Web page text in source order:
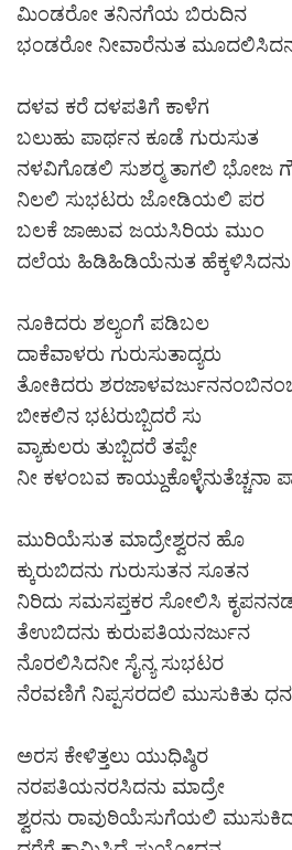
ಮಿಂಡರೋ ತನಿನಗೆಯ ಬಿರುದಿನ
ಭಂಡರೋ ನೀವಾರೆನುತ
ದಳವ ಕರೆ ದಳಪತಿಗೆ ಕಾಳೆಗ
ಬಲುಹು ಪಾರ್ಥನ ಕೂಡೆ ಗುರುಸುತ
ನಳವಿಗೊಡಲಿ ಸುಶರ‍್ಮ ತಾಗಲಿ ಭೋಜ
ನಿಲಲಿ ಸುಭಟರು ಜೋಡಿಯಲಿ ಪರ
ಬಲಕೆ ಜಾಱುವ ಜಯಸಿರಿಯ ಮುಂ
ದಲೆಯ ಹಿಡಿಹಿಡಿಯೆನುತ
ನೂಕಿದರು ಶಲ್ಯಂಗೆ ಪಡಿಬಲ
ದಾಕೆವಾಳರು ಗುರುಸುತಾದ್ಯರು
ತೋಕಿದರು
ಬೀಕಲಿನ ಭಟರುಬ್ಬಿದರೆ ಸು
ವ್ಯಾಕುಲರು ತುಬ್ಬಿದರೆ ತಪ್ಪೇ
ನೀ ಕಳಂಬವ
ಮುರಿಯೆಸುತ ಮಾದ್ರೇಶ್ವರನ ಹೊ
ಕ್ಕುರುಬಿದನು ಗುರುಸುತನ ಸೂತನ
ನಿರಿದು ಸಮಸಪ್ತಕರ ಸೋಲಿಸಿ
ತೆಉಬಿದನು ಕುರುಪತಿಯನರ್ಜುನ
ನೊರಲಿಸಿದನೀ ಸೈನ್ಯ ಸುಭಟರ
ನೆರವಣಿಗೆ ನಿಪ್ಪಸರದಲಿ
ಅರಸ ಕೇಳಿತ್ತಲು ಯುಧಿಷ್ಠಿರ
ನರಪತಿಯನರಸಿದನು ಮಾದ್ರೇ
ಶ್ವರನು ರಾವುಠಿಯೆಸುಗೆಯಲಿ